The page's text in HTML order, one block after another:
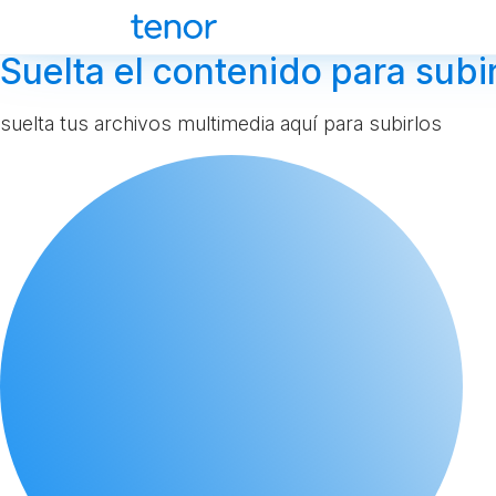
Suelta el contenido para
suelta tus archivos multimedia aquí para subirlos